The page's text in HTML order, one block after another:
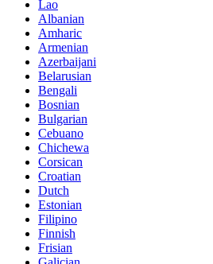
Lao
Albanian
Amharic
Armenian
Azerbaijani
Belarusian
Bengali
Bosnian
Bulgarian
Cebuano
Chichewa
Corsican
Croatian
Dutch
Estonian
Filipino
Finnish
Frisian